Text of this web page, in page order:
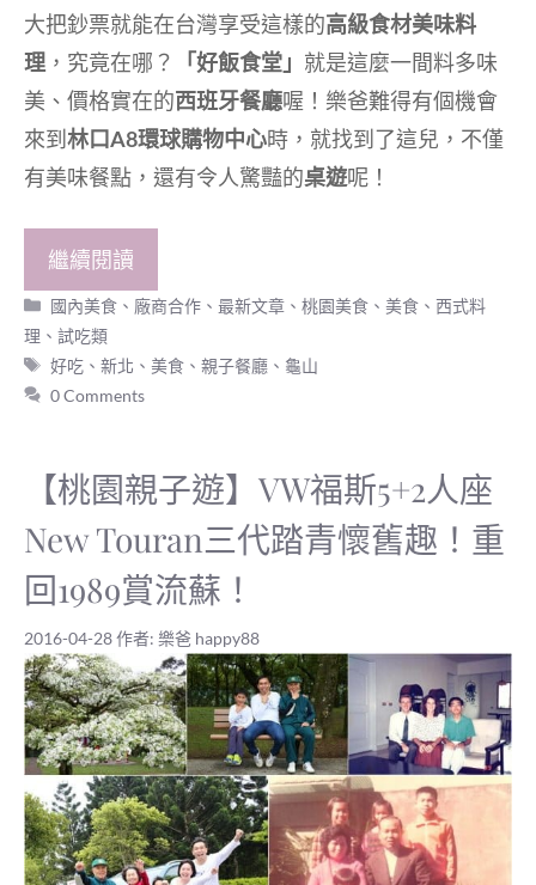
大把鈔票就能在台灣享受這樣的高級食材美味料
理 ，究竟在哪？ 「好飯食堂」 就是這麼一間料多味
美、價格實在的西班牙餐廳喔！樂爸難得有個機會
來到林口A8環球購物中心時，就找到了這兒，不僅
有美味餐點，還有令人驚豔的桌遊呢！
繼續閱讀
分
類
國內美食 、 廠商合作 、最新文章 、桃園美食 、美食 、西式料
理 、 試吃類
標
籤
好吃 、新北 、美食 、親子餐廳 、 龜山
0 Comments
【桃園親子遊】VW福斯5+2人座
New Touran三代踏青懷舊趣！重
回1989賞流蘇！
2016-04-28作者: 樂爸 happy88